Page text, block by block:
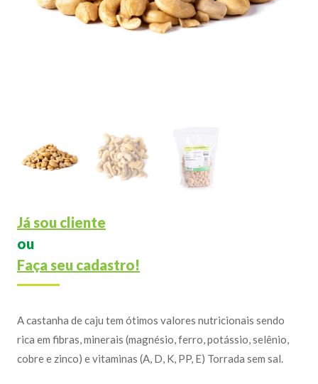
Já sou cliente
ou
Faça seu cadastro!
A castanha de caju tem ótimos valores nutricionais sendo
rica em fibras, minerais (magnésio, ferro, potássio, selênio,
cobre e zinco) e vitaminas (A, D, K, PP, E) Torrada sem sal.